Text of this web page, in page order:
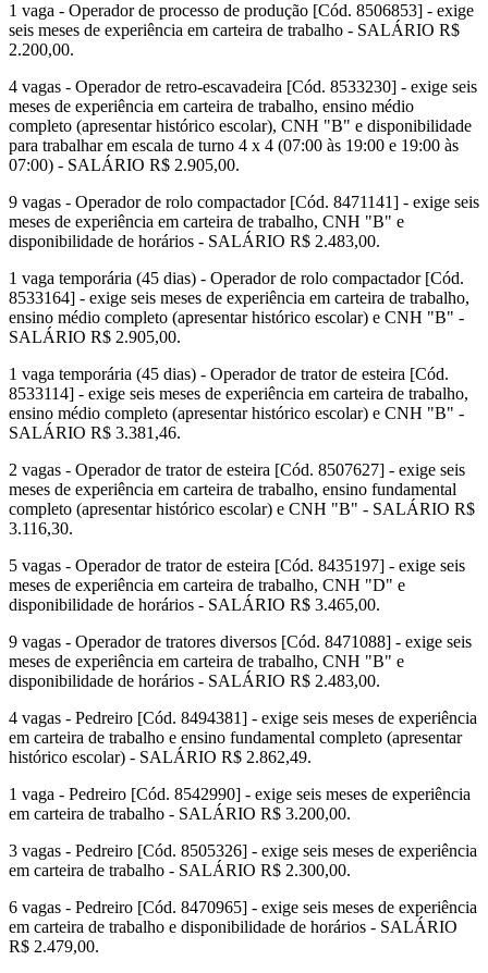
1 vaga - Operador de processo de produção [Cód. 8506853] - exige
seis meses de experiência em carteira de trabalho - SALÁRIO R$
2.200,00.
4 vagas - Operador de retro-escavadeira [Cód. 8533230] - exige seis
meses de experiência em carteira de trabalho, ensino médio
completo (apresentar histórico escolar), CNH "B" e disponibilidade
para trabalhar em escala de turno 4 x 4 (07:00 às 19:00 e 19:00 às
07:00) - SALÁRIO R$ 2.905,00.
9 vagas - Operador de rolo compactador [Cód. 8471141] - exige seis
meses de experiência em carteira de trabalho, CNH "B" e
disponibilidade de horários - SALÁRIO R$ 2.483,00.
1 vaga temporária (45 dias) - Operador de rolo compactador [Cód.
8533164] - exige seis meses de experiência em carteira de trabalho,
ensino médio completo (apresentar histórico escolar) e CNH "B" -
SALÁRIO R$ 2.905,00.
1 vaga temporária (45 dias) - Operador de trator de esteira [Cód.
8533114] - exige seis meses de experiência em carteira de trabalho,
ensino médio completo (apresentar histórico escolar) e CNH "B" -
SALÁRIO R$ 3.381,46.
2 vagas - Operador de trator de esteira [Cód. 8507627] - exige seis
meses de experiência em carteira de trabalho, ensino fundamental
completo (apresentar histórico escolar) e CNH "B" - SALÁRIO R$
3.116,30.
5 vagas - Operador de trator de esteira [Cód. 8435197] - exige seis
meses de experiência em carteira de trabalho, CNH "D" e
disponibilidade de horários - SALÁRIO R$ 3.465,00.
9 vagas - Operador de tratores diversos [Cód. 8471088] - exige seis
meses de experiência em carteira de trabalho, CNH "B" e
disponibilidade de horários - SALÁRIO R$ 2.483,00.
4 vagas - Pedreiro [Cód. 8494381] - exige seis meses de experiência
em carteira de trabalho e ensino fundamental completo (apresentar
histórico escolar) - SALÁRIO R$ 2.862,49.
1 vaga - Pedreiro [Cód. 8542990] - exige seis meses de experiência
em carteira de trabalho - SALÁRIO R$ 3.200,00.
3 vagas - Pedreiro [Cód. 8505326] - exige seis meses de experiência
em carteira de trabalho - SALÁRIO R$ 2.300,00.
6 vagas - Pedreiro [Cód. 8470965] - exige seis meses de experiência
em carteira de trabalho e disponibilidade de horários - SALÁRIO
R$ 2.479,00.